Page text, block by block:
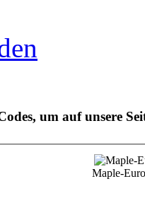
um auf unsere
Maple-